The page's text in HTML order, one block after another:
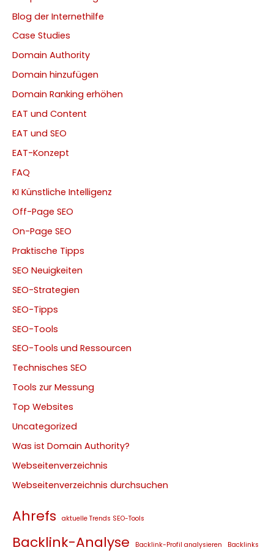
Blog der Internethilfe
Case Studies
Domain Authority
Domain hinzufügen
Domain Ranking erhöhen
EAT und Content
EAT und SEO
EAT-Konzept
FAQ
KI Künstliche Intelligenz
Off-Page SEO
On-Page SEO
Praktische Tipps
SEO Neuigkeiten
SEO-Strategien
SEO-Tipps
SEO-Tools
SEO-Tools und Ressourcen
Technisches SEO
Tools zur Messung
Top Websites
Uncategorized
Was ist Domain Authority?
Webseitenverzeichnis
Webseitenverzeichnis durchsuchen
Ahrefs aktuelle Trends SEO-Tools
Backlink-Analyse Backlink-Profil analysieren Backlinks